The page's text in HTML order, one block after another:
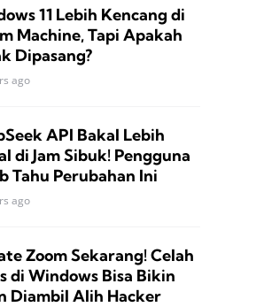
11 Lebih Kencang di
Machine, Tapi Apakah
Dipasang?
ago
API Bakal Lebih
di Jam Sibuk! Pengguna
Tahu Perubahan Ini
ago
Zoom Sekarang! Celah
di Windows Bisa Bikin
Diambil Alih Hacker